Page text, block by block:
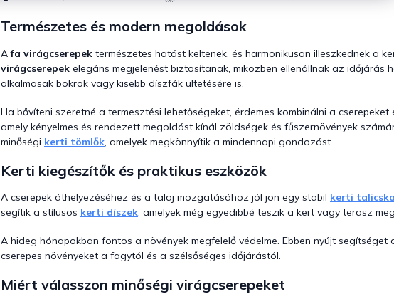
á
s
e
m
e
i
Természetes és modern megoldások
Afa virágcserepek természetes hatást keltenek, és harmonikusan illeszkednek a
virágcserepek elegáns megjelenést biztosítanak, miközben ellenállnak az időjárás
alkalmasak bokrok vagy kisebb díszfák ültetésére is.
Ha bővíteni szeretné a termesztési lehetőségeket, érdemes kombinálni a cserepeket
amely kényelmes és rendezett megoldást kínál zöldségek és fűszernövények
minőségi kerti tömlők, amelyek megkönnyítik a mindennapi gondozást.
Kerti kiegészítők és praktikus eszközök
A cserepek áthelyezéséhez és a talaj mozgatásához jól jön egy stabil kerti talicska
segítik a stílusos kerti díszek, amelyek még egyedibbé teszik a kert vagy terasz
A hideg hónapokban fontos a növények megfelelő védelme. Ebben nyújt segítséget
cserepes növényeket a fagytól és a szélsőséges időjárástól.
Miért válasszon minőségi virágcserepeket